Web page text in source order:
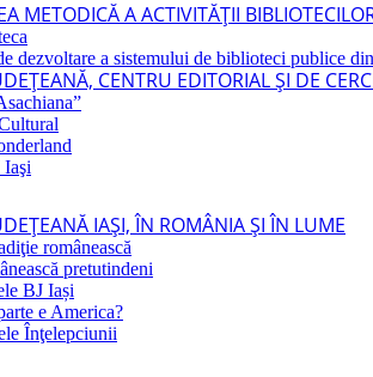
METODICĂ A ACTIVITĂŢII
dezvoltare a sistemului de biblioteci publice
CENTRU EDITORIAL ŞI DE
IAŞI, ÎN ROMÂNIA ŞI ÎN LUME
românească
pretutindeni
BJ Iași
e America?
Înţelepciunii